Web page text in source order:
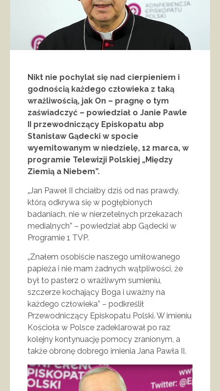
Nikt nie pochylał się nad cierpieniem i
godnością każdego człowieka z taką
wrażliwością, jak On – pragnę o tym
zaświadczyć – powiedział o Janie Pawle
II przewodniczący Episkopatu abp
Stanisław Gądecki w spocie
wyemitowanym w niedzielę, 12 marca, w
programie Telewizji Polskiej „Między
Ziemią a Niebem”.
„Jan Paweł II chciałby dziś od nas prawdy,
którą odkrywa się w pogłębionych
badaniach, nie w nierzetelnych przekazach
medialnych” – powiedział abp Gądecki w
Programie 1 TVP.
„Znałem osobiście naszego umiłowanego
papieża i nie mam żadnych wątpliwości, że
był to pasterz o wrażliwym sumieniu,
szczerze kochający Boga i uważny na
każdego człowieka” – podkreślił
Przewodniczący Episkopatu Polski. W imieniu
Kościoła w Polsce zadeklarował po raz
kolejny kontynuację pomocy zranionym, a
także obronę dobrego imienia Jana Pawła II.